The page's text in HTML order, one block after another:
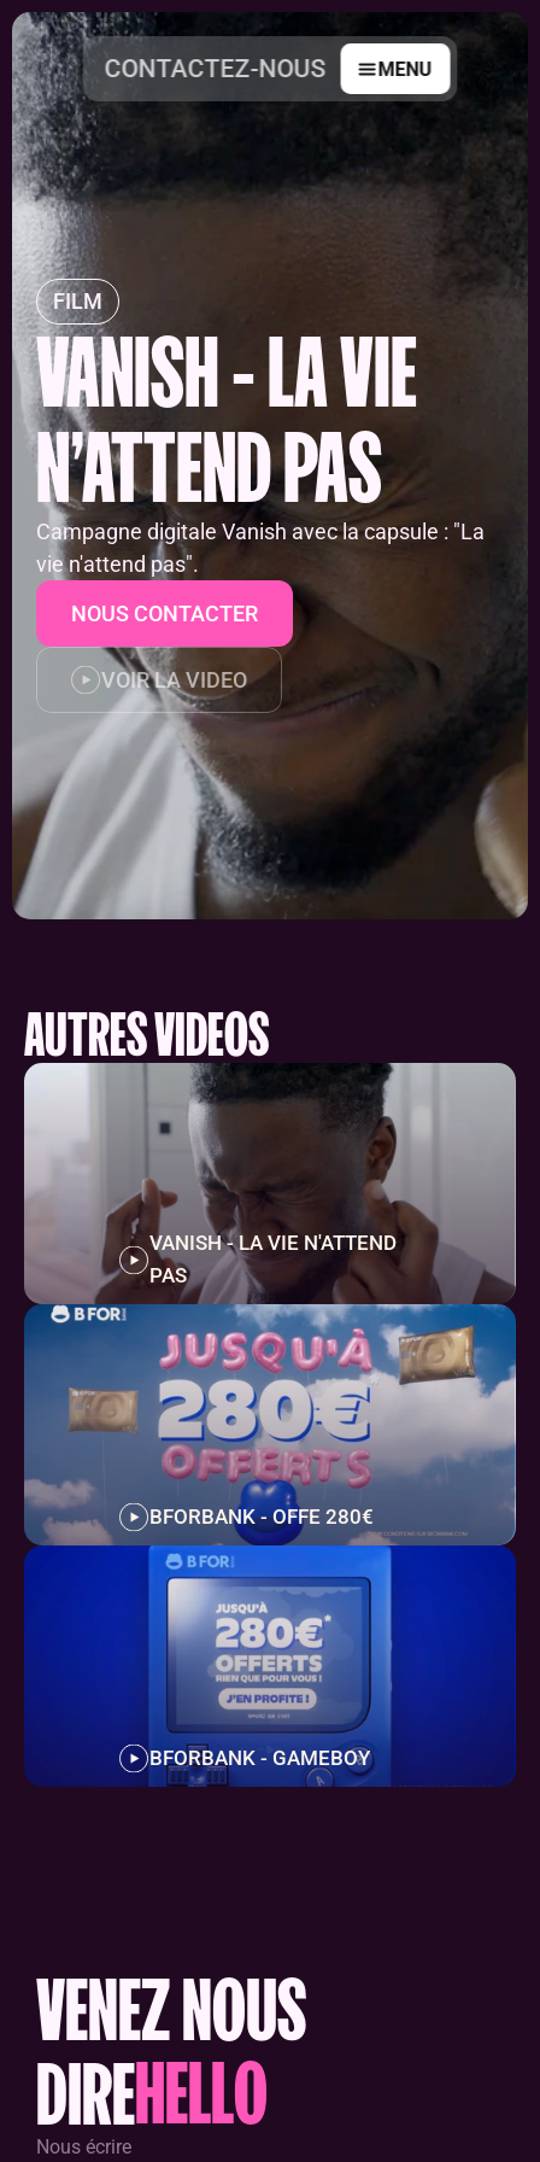
CONTACTEZ-NOUS MENU
FILM
VANISH - LA VIE
N'ATTEND PAS
Campagne digitale Vanish avec la capsule : "La
vie n'attend pas".
NOUS CONTACTER
VOIR LA VIDEO
AUTRES VIDÉOS
VANISH - LA VIE N'ATTEND
PAS
BFORBANK - OFFE 280€
BFORBANK - GAMEBOY
VENEZ NOUS
DIREHELLO
Nous écrire